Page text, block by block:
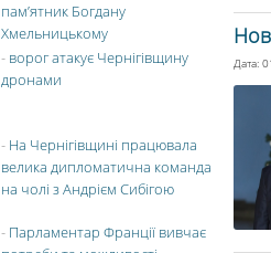
Дата:
пам’ятник Богдану
Хмельницькому
- ворог атакує Чернігівщину
дронами
- На Чернігівщині працювала
велика дипломатична команда
на чолі з Андрієм Сибігою
- Парламентар Франції вивчає